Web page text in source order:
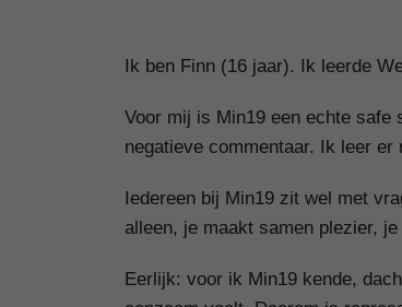
Ik ben Finn (16 jaar). Ik leerde
Voor mij is Min19 een echte safe
negatieve commentaar. Ik leer
Iedereen bij Min19 zit wel met
alleen, je maakt samen plezier,
Eerlijk: voor ik Min19 kende,